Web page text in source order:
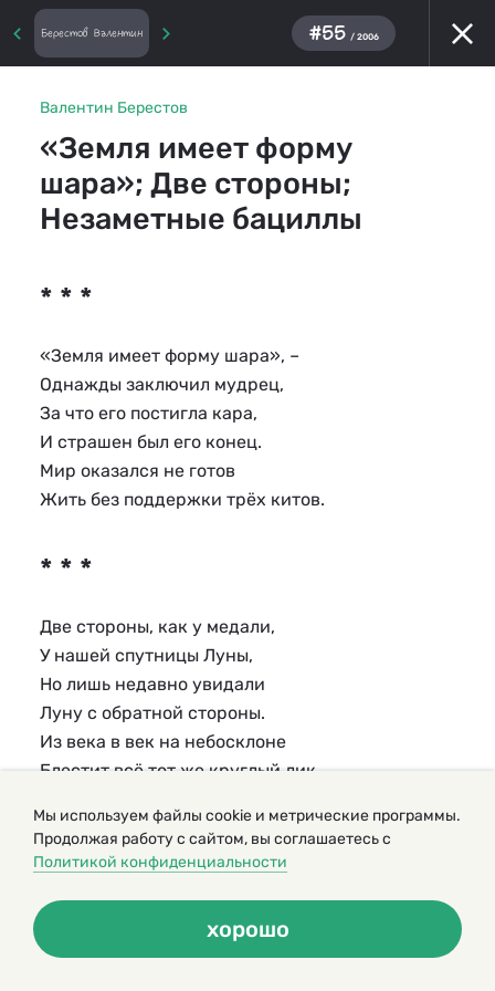
Берестов Валентин #55 / 2006
Валентин Берестов
«Земля имеет форму
шара»; Две стороны;
Незаметные бациллы
* * *
«Земля имеет форму шара», –
Однажды заключил мудрец,
За что его постигла кара,
И страшен был его конец.
Мир оказался не готов
Жить без поддержки трёх китов.
* * *
Две стороны, как у медали,
У нашей спутницы Луны,
Но лишь недавно увидали
Луну с обратной стороны.
Из века в век на небосклоне
Блестит всё тот же круглый лик…
Мы знаем спутников своих.
* * *
Незаметные бациллы
Мы используем файлы cookie и метрические программы.
Продолжая работу с сайтом, вы соглашаетесь с
Политикой конфиденциальности
хорошо